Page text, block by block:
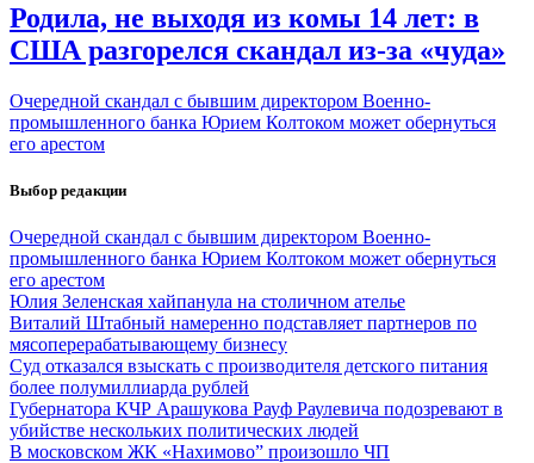
Родила, не выходя из комы 14 лет: в
США разгорелся скандал из-за «чуда»
Очередной скандал с бывшим директором Военно-
промышленного банка Юрием Колтоком может обернуться
его арестом
Выбор редакции
Очередной скандал с бывшим директором Военно-
промышленного банка Юрием Колтоком может обернуться
его арестом
Юлия Зеленская хайпанула на столичном ателье
Виталий Штабный намеренно подставляет партнеров по
мясоперерабатывающему бизнесу
Суд отказался взыскать с производителя детского питания
более полумиллиарда рублей
Губернатора КЧР Арашукова Рауф Раулевича подозревают в
убийстве нескольких политических людей
В московском ЖК «Нахимово” произошло ЧП